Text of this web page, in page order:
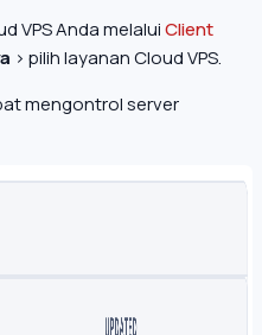
VPS Anda melaluiClient
> pilih layanan Cloud VPS.
mengontrol server